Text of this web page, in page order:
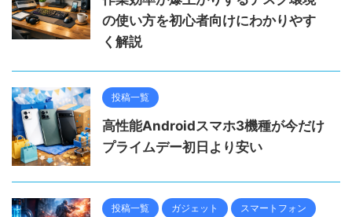
の使い方を初心者向けにわかりやす
く解説
投稿一覧
高性能Androidスマホ3機種が今だけ
プライムデー初日より安い
投稿一覧 ガジェット スマートフォン